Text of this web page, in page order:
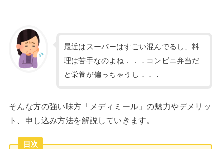
最近はスーパーはすごい混んでるし、料
理は苦手なのよね．．．コンビニ弁当だ
と栄養が偏っちゃうし．．．
そんな方の強い味方「メディミール」の魅力やデメリッ
ト、申し込み方法を解説していきます。
目次